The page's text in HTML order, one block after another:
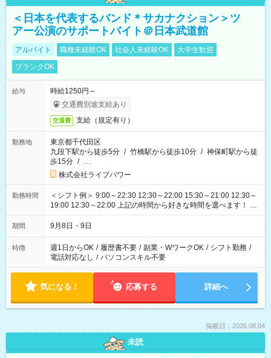
＜日本を代表するバンド＊サカナクション＞ツ
アー公演のサポートバイト＠日本武道館
アルバイト 職種未経験OK 社会人未経験OK
大学生歓迎
ブランクOK
給与
時給1250円～
交通費別途支給あり
交通費 支給（規定有り）
勤務地
東京都千代田区
九段下駅から徒歩5分 / 竹橋駅から徒歩10分 / 神保町駅から徒
歩15分 / …
株式会社ライブパワー
勤務時間
＜シフト例＞ 9:00～22:30 12:30～22:00 15:30～21:00 12:30～
19:00 12:30～22:00 上記の時間から好きな時間を選べます！ ※
時間は変更となる可能性があります
期間 9月8日・9日
特徴 週1日からOK / 履歴書不要 / 副業・WワークOK / シフト勤務 /
電話対応なし / パソコンスキル不要
気になる！ 応募する 詳細へ
掲載日：2026.08.04
未読